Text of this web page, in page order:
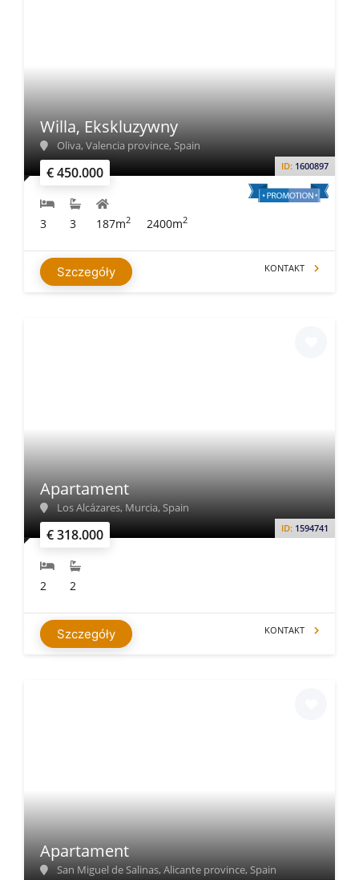
€ 450.000 ID: 1600897
Willa, Ekskluzywny
Oliva, Valencia province, Spain
3 3 187m2 2400m2
Szczegóły KONTAKT
€ 318.000 ID: 1594741
Apartament
Los Alcázares, Murcia, Spain
2 2
Szczegóły KONTAKT
Apartament
San Miguel de Salinas, Alicante province, Spain